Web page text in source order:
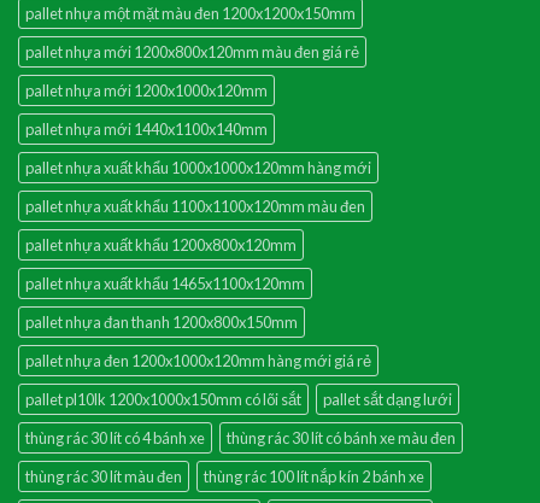
pallet nhựa một mặt màu đen 1200x1200x150mm
pallet nhựa mới 1200x800x120mm màu đen giá rẻ
pallet nhựa mới 1200x1000x120mm
pallet nhựa mới 1440x1100x140mm
pallet nhựa xuất khẩu 1000x1000x120mm hàng mới
pallet nhựa xuất khẩu 1100x1100x120mm màu đen
pallet nhựa xuất khẩu 1200x800x120mm
pallet nhựa xuất khẩu 1465x1100x120mm
pallet nhựa đan thanh 1200x800x150mm
pallet nhựa đen 1200x1000x120mm hàng mới giá rẻ
pallet pl10lk 1200x1000x150mm có lõi sắt
pallet sắt dạng lưới
thùng rác 30 lít có 4 bánh xe
thùng rác 30 lít có bánh xe màu đen
thùng rác 30 lít màu đen
thùng rác 100 lít nắp kín 2 bánh xe